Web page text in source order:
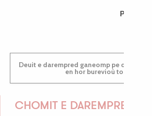
PAULINE
Deuit e darempred ganeomp pe deuit da welet ac'hanomp
en hor burevioù touristerezh
CHOMIT E DAREMPRED !